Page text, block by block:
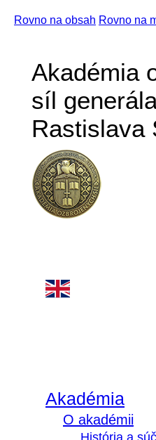
Rovno na obsah Rovno na
Akadémia
síl
Rastislava
Akadémia
O akadémii